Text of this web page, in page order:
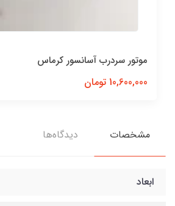
موتور سردرب آسانسور کرماس
10,600,000 تومان
مشخصات دیدگاه‌ها
ابعاد